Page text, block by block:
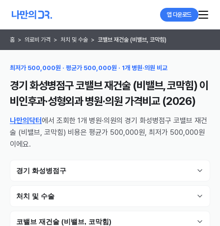
앱 다운로드
홈 > 의료비 가격 > 처치 및 수술 > 코밸브 재건술 (비밸브, 코막힘)
최저가 500,000원 · 평균가 500,000원 · 1개 병원·의원 비교
경기 화성병점구 코밸브 재건술 (비밸브, 코막힘) 이
비인후과·성형외과 병원·의원가격비교 (2026)
나만의닥터 에서 조회한 1개 병원·의원의 경기 화성병점구 코밸브 재건
술 (비밸브, 코막힘) 비용은 평균가 500,000원, 최저가 500,000원
이에요.
경기 화성병점구
처치 및 수술
코밸브 재건술 (비밸브, 코막힘)